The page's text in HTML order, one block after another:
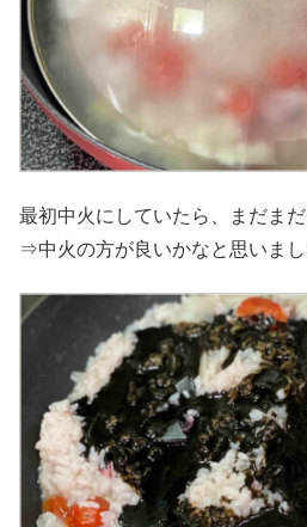
最初中火にしていたら、まだま
⇒中火の方が良いかなと思いまし